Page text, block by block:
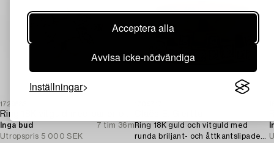
Acceptera alla
Avvisa icke-nödvändiga
Inställningar
1729683
Inga bud
7 tim 36m
Utropspris 5 000 SEK
Ring 18K guld och vitguld med
runda briljant- och åttkantslipade